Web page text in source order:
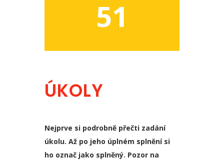
51
ÚKOLY
Nejprve si podrobně přečti zadání
úkolu. Až po jeho úplném splnění si
ho označ jako splněný. Pozor na